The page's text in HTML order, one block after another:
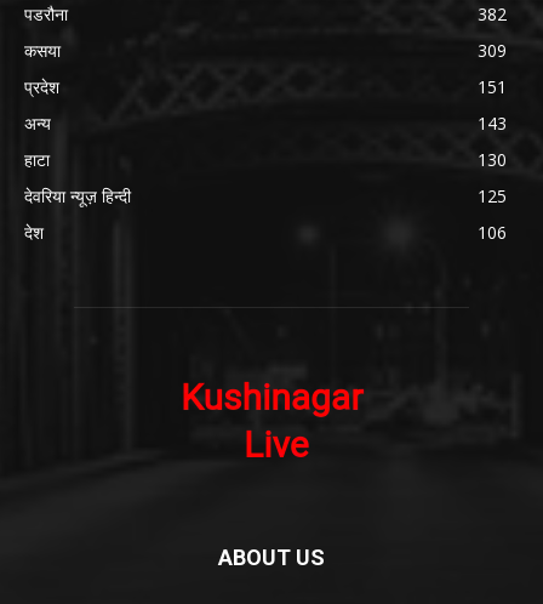
पडरौना
382
कसया
309
प्रदेश
151
अन्य
143
हाटा
130
देवरिया न्यूज़ हिन्दी
125
देश
106
ABOUT US